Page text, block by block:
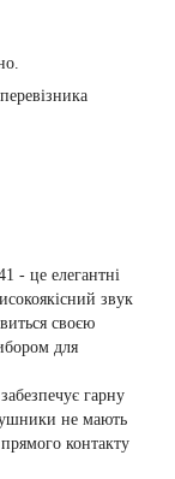
- це елегантні
звук
своєю
для
гарну
не мають
контакту